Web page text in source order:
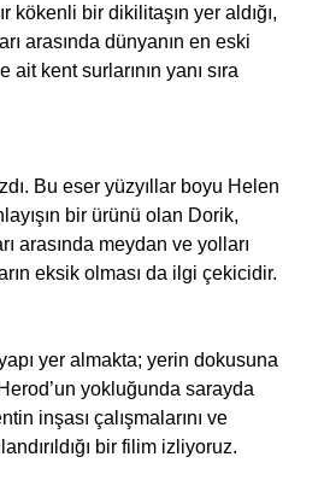
kökenli bir dikilitaşın yer aldığı,
arasında dünyanın en eski
kent surlarının yanı sıra
Bu eser yüzyıllar boyu Helen
bir ürünü olan Dorik,
arasında meydan ve yolları
eksik olması da ilgi çekicidir.
yer almakta; yerin dokusuna
yokluğunda sarayda
inşası çalışmalarını ve
bir filim izliyoruz.